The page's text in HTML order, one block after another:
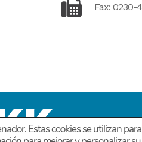
Fax: 0230-
Diseño
Estas cookies se utilizan